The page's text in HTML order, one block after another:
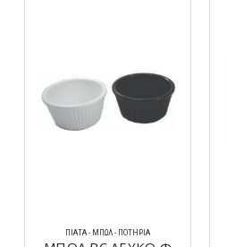
ΠΙΆΤΑ - ΜΠΩΛ - ΠΟΤΉΡΙΑ